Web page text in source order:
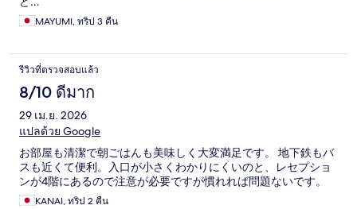
MAYUMI, ทริป 3 คืน
รีวิวที่ตรวจสอบแล้ว
8/10 ดีมาก
29 เม.ย. 2026
แปลด้วย Google
お部屋も清潔で朝ごはんも美味しく大変満足です。 地下鉄もバ
スも近くて便利。入口が小さくわかりにくいのと、レセプショ
ンが4階にあるので注意が必要ですが慣れれば問題ないです。
KANAI, ทริป 2 คืน